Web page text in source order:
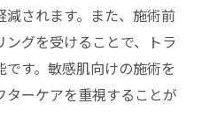
されます。また、施術前
グを受けることで、トラ
す。敏感肌向けの施術を
ーケアを重視することが